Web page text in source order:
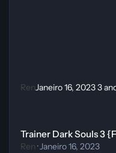
RenJaneiro 16, 20233
Trainer Dark Souls 3
Ren ·Janeiro 16, 2023